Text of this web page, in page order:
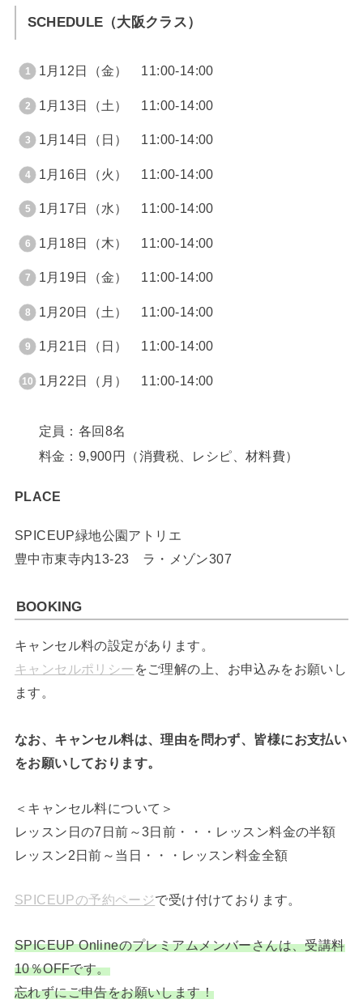
SCHEDULE（大阪クラス）
1月12日（金） 11:00-14:00
1月13日（土） 11:00-14:00
1月14日（日） 11:00-14:00
1月16日（火） 11:00-14:00
1月17日（水） 11:00-14:00
1月18日（木） 11:00-14:00
1月19日（金） 11:00-14:00
1月20日（土） 11:00-14:00
1月21日（日） 11:00-14:00
1月22日（月） 11:00-14:00
定員：各回8名
料金：9,900円（消費税、レシピ、材料費）
PLACE
SPICEUP緑地公園アトリエ
豊中市東寺内13-23 ラ・メゾン307
BOOKING
キャンセル料の設定があります。
キャンセルポリシー をご理解の上、お申込みをお願いし
ます。
なお、キャンセル料は、理由を問わず、皆様にお支払い
をお願いしております。
＜キャンセル料について＞
レッスン日の7日前～3日前・・・レッスン料金の半額
レッスン2日前～当日・・・レッスン料金全額
SPICEUPの予約ページで受け付けております。
SPICEUP Onlineのプレミアムメンバーさんは、受講料
10％OFFです。
忘れずにご申告をお願いします！